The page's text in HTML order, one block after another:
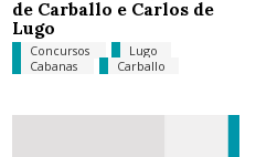
de Carballo e Carlos de
Lugo
Concursos
Lugo
Cabanas
Carballo